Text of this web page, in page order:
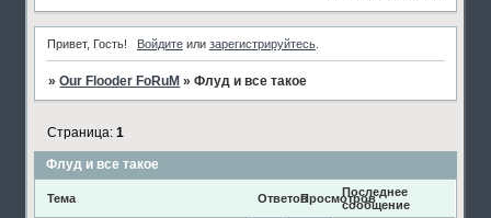
Привет, Гость! Войдитеили зарегистрируйтесь.
»Our Flooder FoRuM »Флуд и все такое
Флуд и все такое
Страница:1
Тема ОтветовПросмотровПоследнее
сообщение